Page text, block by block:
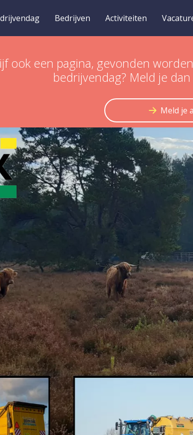
Bedrijven Activiteiten
ook een pagina, gevonden
bedrijvendag? Meld je
Meld je